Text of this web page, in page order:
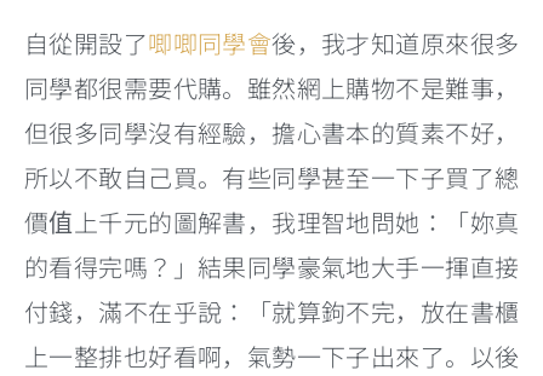
自從開設了唧唧同學會後，我才知道原來很多
同學都很需要代購。雖然網上購物不是難事，
但很多同學沒有經驗，擔心書本的質素不好，
所以不敢自己買。有些同學甚至一下子買了總
價值上千元的圖解書，我理智地問她：「妳真
的看得完嗎？」結果同學豪氣地大手一揮直接
付錢，滿不在乎說：「就算鉤不完，放在書櫃
上一整排也好看啊，氣勢一下子出來了。以後